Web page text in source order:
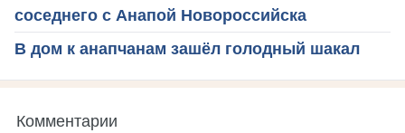
соседнего с Анапой Новороссийска
В дом к анапчанам зашёл голодный шакал
Комментарии